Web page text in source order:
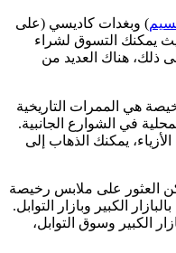
) وبغدات كاديسي (على
يمكنك التسوق لشراء
ذلك، هناك العديد من
هي الممرات التاريخية
في الشوارع الجانبية.
يمكنك الذهاب إلى
العثور على ملابس رخيصة
الكبير وبازار التوابل.
الكبير وسوق التوابل،